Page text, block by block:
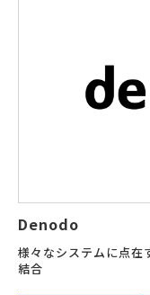
Denodo
様々なシステムに点在
結合